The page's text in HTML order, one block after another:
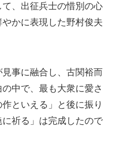
、出征兵士の惜別の心
かに表現した野村俊夫
見事に融合し、古関裕而
中で、最も大衆に愛さ
といえる」と後に振り
祈る」は完成したので